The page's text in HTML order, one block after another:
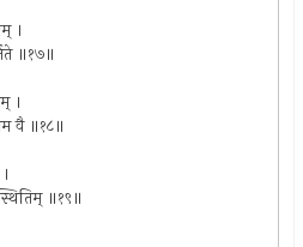
।
॥१७॥
।
वै ॥१८॥
॥१९॥